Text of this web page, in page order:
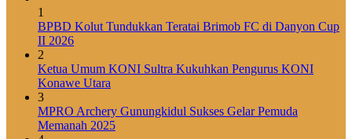
1
BPBD Kolut Tundukkan Teratai Brimob FC di Danyon Cup
II 2026
2
Ketua Umum KONI Sultra Kukuhkan Pengurus KONI
Konawe Utara
3
MPRO Archery Gunungkidul Sukses Gelar Pemuda
Memanah 2025